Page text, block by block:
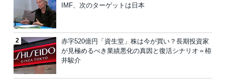
IMF、次のターゲットは日本
赤字520億円「資生堂」株は今が買い？長期投資家
が見極めるべき業績悪化の真因と復活シナリオ＝栫
井駿介